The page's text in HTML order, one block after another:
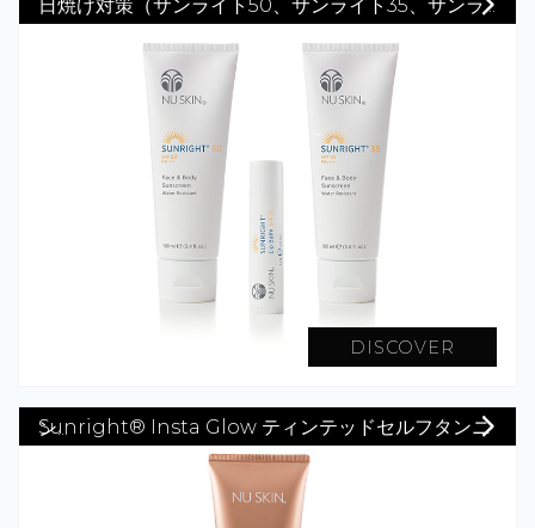
日焼け対策（サンライト50、サンライト35、サンラ...
DISCOVER
Sunright® Insta Glow ティンテッドセルフタンニン...